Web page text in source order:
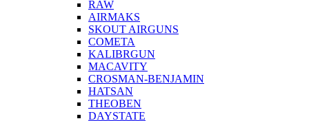
RAW
AIRMAKS
SKOUT AIRGUNS
COMETA
KALIBRGUN
MACAVITY
CROSMAN-BENJAMIN
HATSAN
THEOBEN
DAYSTATE